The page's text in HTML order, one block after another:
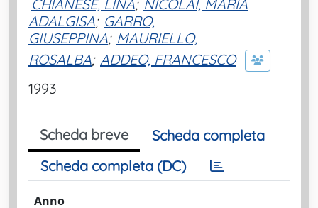
CHIANESE, LINA; NICOLAI, MARIA
ADALGISA; GARRO,
GIUSEPPINA; MAURIELLO,
ROSALBA; ADDEO, FRANCESCO
1993
Scheda breve
Scheda completa
Scheda completa (DC)
Anno